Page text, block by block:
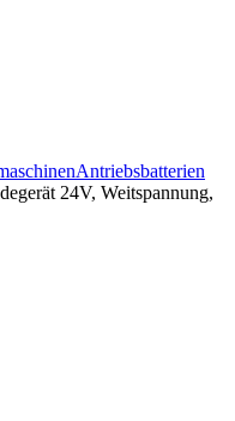
Antriebsbatterien
24V, Weitspannung,